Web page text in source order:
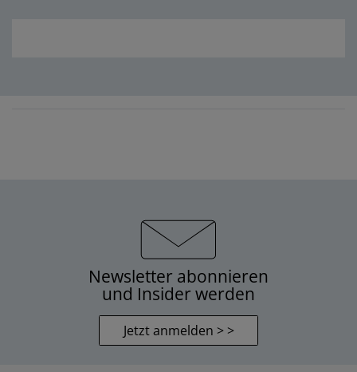
Newsletter abonnieren
und Insider werden
Jetzt anmelden > >